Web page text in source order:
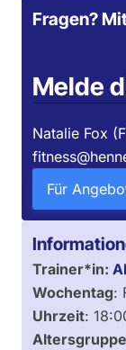
Fragen?
Melde
Natalie Fox
Für
Trainer*in:
Wochentag:
Uhrzeit:
Altersgruppe